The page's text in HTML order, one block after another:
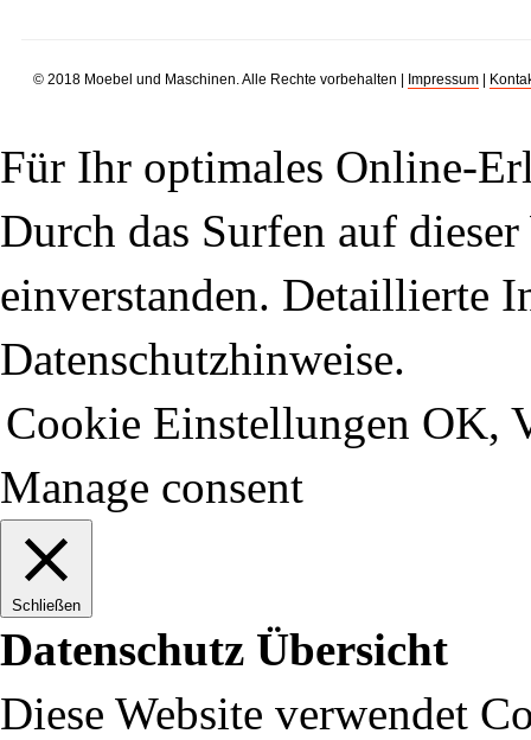
© 2018 Moebel und Maschinen. Alle Rechte vorbehalten | Impressum|
Für Ihr optimales Online-
Durch das Surfen auf
einverstanden. Detaillierte
Datenschutzhinweise.
Cookie Einstellungen OK,
Manage consent
Schließen
Datenschutz Übersicht
Diese Website verwendet